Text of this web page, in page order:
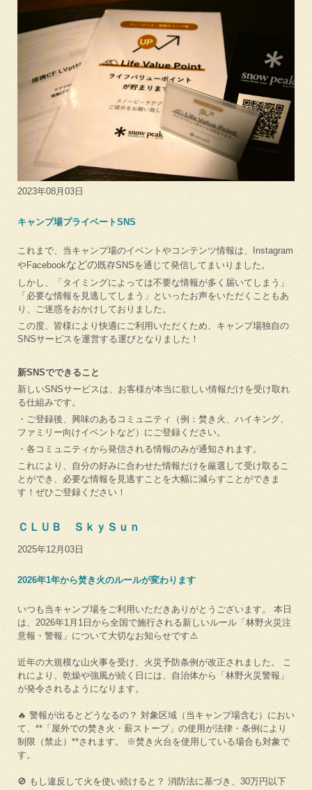
2023年08月03日
キャンプ場プライベートSNS
これまで、当キャンプ場のイベントやコンテンツ情報は、Instagram
やFacebookなどの既存SNSを通じて発信してまいりました。
しかし、「タイミングによっては不要な情報が多く届いてしまう」
「必要な情報を見逃してしまう」といったお声をいただくこともあ
り、ご迷惑をおかけしておりました。
この度、皆様により快適にご利用いただくため、キャンプ場独自の
SNSサービスを運営する運びとなりました！
新SNSでできること
新しいSNSサービスは、お客様が本当に欲しい情報だけを受け取れ
る仕組みです。
・ご登録後、興味のあるコミュニティ（例：焚き火、ハイキング、
ファミリー向けイベントなど）にご登録ください。
・各コミュニティから発信される情報のみが通知されます。
これにより、自分の好みに合わせた情報だけを厳選して受け取るこ
とができ、必要な情報を見逃すことを大幅に減らすことができま
す！ぜひご登録ください！
ＣＬＵＢ ＳｋｙＳｕｎ
2025年12月03日
2026年1年から焚き火のルールが変わります
いつも当キャンプ場をご利用いただきありがとうございます。 本日
は、2026年1月1日から全国で施行される新しいルール「林野火災注
意報・警報」について大切なお知らせです⚠️
近年の大規模な山火事を受け、火災予防条例が改正されました。 こ
れにより、乾燥や強風が続く日には、自治体から「林野火災警報」
が発令されるようになります。
🔥 警報が出るとどうなるの？ 対象区域（当キャンプ場含む）におい
て、**「屋外での焚き火・薪ストーブ」の使用が法律・条例により
制限（禁止）**されます。 ※焚き火台を使用している場合も対象で
す。
🚫 もし違反して火を使い続けると？ 消防法に基づき、30万円以下